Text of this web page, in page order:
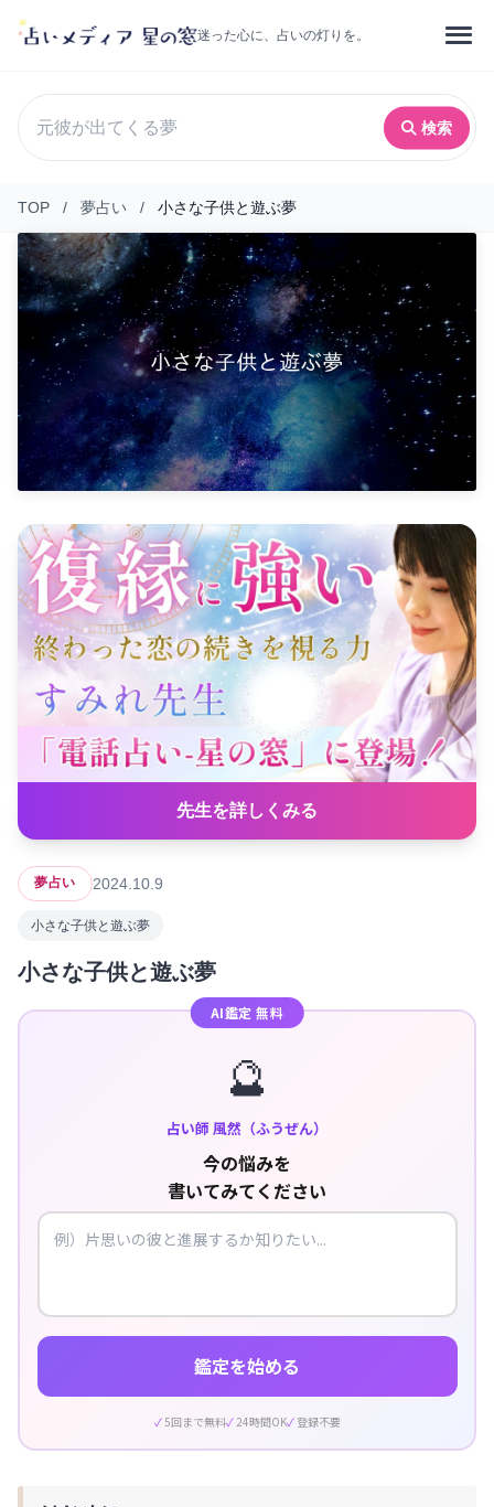
迷った心に、占いの灯りを。
検索
TOP / 夢占い / 小さな子供と遊ぶ夢
先生を詳しくみる
夢占い 2024.10.9
小さな子供と遊ぶ夢
小さな子供と遊ぶ夢
AI鑑定 無料
🔮
占い師 風然（ふうぜん）
今の悩みを
書いてみてください
鑑定を始める
5回まで無料 24時間OK 登録不要